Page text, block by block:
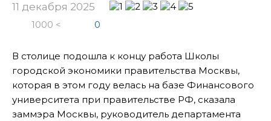
11 декабря 2025
1000 < 0
В столице подошла к концу работа Школы
городской экономики правительства Москвы,
которая в этом году велась на базе Финансового
университета при правительстве РФ, сказала
заммэра Москвы, руководитель департамента